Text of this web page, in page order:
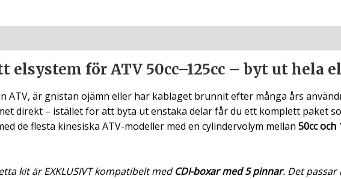
elsystem för ATV 50cc–125cc – byt ut hela
ATV, är gnistan ojämn eller har kablaget brunnit efter många års
direkt – istället för att byta ut enstaka delar får du ett komplett paket
de flesta kinesiska ATV-modeller med en cylindervolym mellan 50cc och
kit är EXKLUSIVT kompatibelt medCDI-boxar med 5 pinnar. Det passar